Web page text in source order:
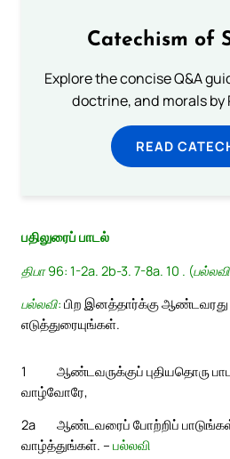
Catechism of
Explore the concise Q&A
doctrine, and morals by
READ
பதிலுரைப் பாடல்
திபா 96: 1-2a. 2b-3. 7-8a. 10 .
பல்லவி: பிற இனத்தார்க்கு ஆண்டவரது
எடுத்துரையுங்கள்.
1
ஆண்டவருக்குப் புதியதொரு
வாழ்வோரே,
2a
ஆண்டவரைப் போற்றிப்
வாழ்த்துங்கள். – பல்லவி